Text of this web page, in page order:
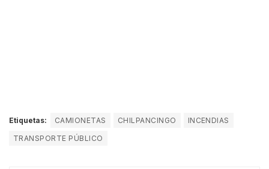
Etiquetas: CAMIONETAS CHILPANCINGO
INCENDIAS
TRANSPORTE PÚBLICO